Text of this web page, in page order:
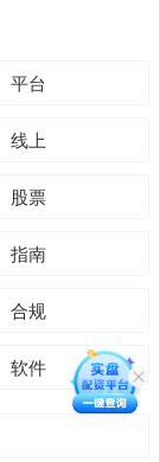
平台
线上
股票
指南
合规
软件